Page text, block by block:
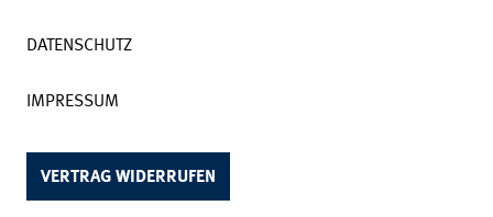
DATENSCHUTZ
IMPRESSUM
VERTRAG WIDERRUFEN